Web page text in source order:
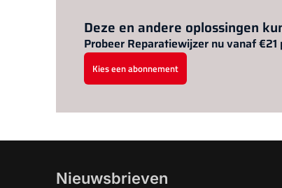
Deze en andere oplossingen
Probeer Reparatiewijzer nu vanaf €21
Kies een abonnement
Nieuwsbrieven